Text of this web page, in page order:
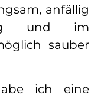
anfällig
und im
sauber
ich eine